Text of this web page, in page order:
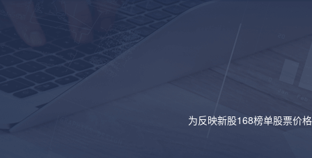
为反映新股168榜单股票价